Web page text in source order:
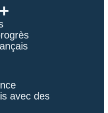
avec des